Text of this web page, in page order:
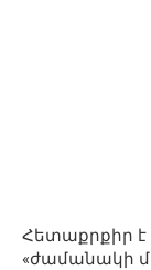
Հետաքրքիր է
«ժամանակի